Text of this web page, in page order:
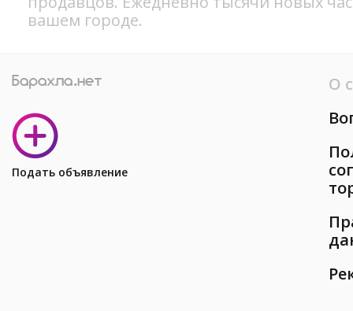
вашем городе.
Подать объявление
О